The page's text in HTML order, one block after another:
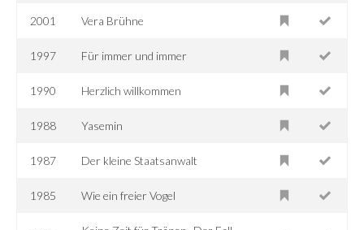
2001 Vera Brühne
1997 Für immer und immer
1990 Herzlich willkommen
1988 Yasemin
1987 Der kleine Staatsanwalt
1985 Wie ein freier Vogel